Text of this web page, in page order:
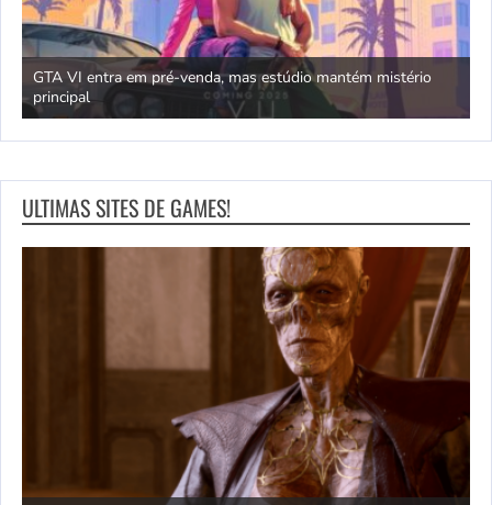
GTA VI entra em pré-venda, mas estúdio mantém mistério
principal
ULTIMAS SITES DE GAMES!